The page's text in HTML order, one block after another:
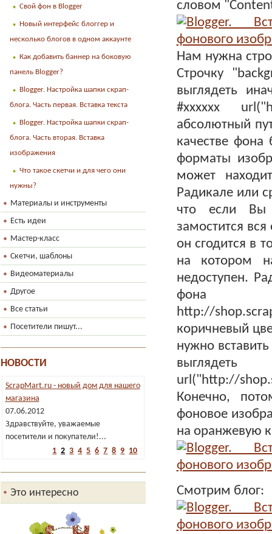
словом
Нам нужна
Строчку
выглядеть
#хххххх
абсолютный
качестве
форматы
может
Радикале или
что если Вы
замостится
он сгодится в
на котором
недоступен.
http://
коричневый
нужно
url("http://
Конечно,
фоновое
на оранжевую
Смотрим блог:
Свой фон в Blogger
Новый интерфейс блоггер и
несколько блогов в одном аккаунте
Как добавить баннер на боковую
панель Blogger?
Blogger. Настройка шапки скрап-
блога. Часть первая. Вставка текста
Blogger. Настройка шапки скрап-
блога. Часть вторая. Вставка
изображения
Что такое скетчи и для чего они
нужны?
Материалы и инструменты
Есть идеи
Мастер-класс
Скетчи, шаблоны
Видеоматериалы
Другое
Все статьи
Посетители пишут...
НОВОСТИ
Магазин ScrapHouse. Выберите
удобный способ оплаты!
Друзья, у нас еще одна хорошая
весть для Вас! Теперь...Подробнее...
1 2 3 4 5 6 7 8 9 10
Это интересно